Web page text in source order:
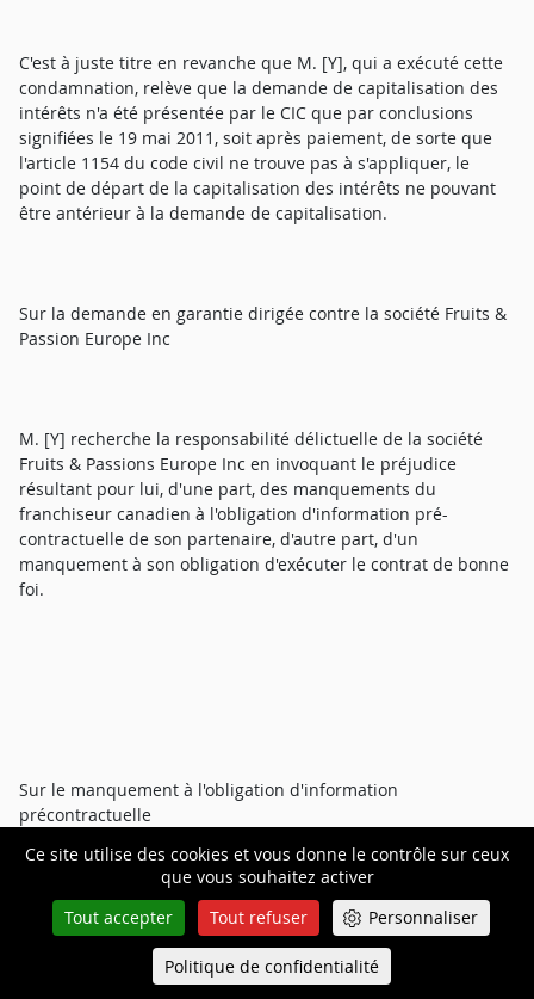
Ce site utilise des cookies et vous donne le contrôle sur ceux
que vous souhaitez activer
Tout accepter
Tout refuser Personnaliser
Politique de confidentialité
C'est à juste titre en revanche que M. [Y], qui a exécuté cette
condamnation, relève que la demande de capitalisation des
intérêts n'a été présentée par le CIC que par conclusions
signifiées le 19 mai 2011, soit après paiement, de sorte que
l'article 1154 du code civil ne trouve pas à s'appliquer, le
point de départ de la capitalisation des intérêts ne pouvant
être antérieur à la demande de capitalisation.
Sur la demande en garantie dirigée contre la société Fruits &
Passion Europe Inc
M. [Y] recherche la responsabilité délictuelle de la société
Fruits & Passions Europe Inc en invoquant le préjudice
résultant pour lui, d'une part, des manquements du
franchiseur canadien à l'obligation d'information pré-
contractuelle de son partenaire, d'autre part, d'un
manquement à son obligation d'exécuter le contrat de bonne
foi.
Sur le manquement à l'obligation d'information
précontractuelle
M. [Y] invoque les dispositions de l'article 330-3 du code du
commerce, issues de la loi du 31 décembre 1989, dite 'loi
Doubin', en soutenant, d'une part, que le délai de
communication du document d'information pré-contractuelle
Queue-Fair